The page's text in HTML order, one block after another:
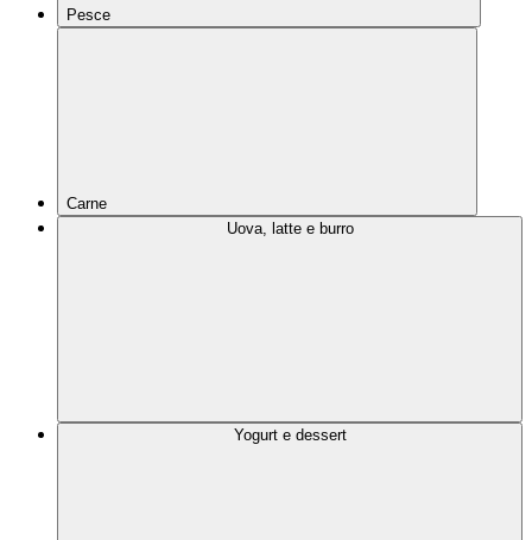
Pesce
Carne
Uova, latte e burro
Yogurt e dessert